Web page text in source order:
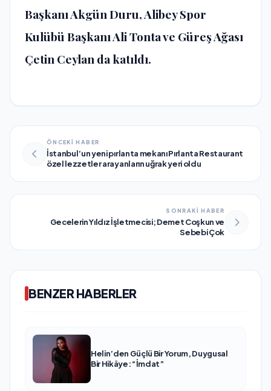
Başkanı Akgün Duru, Alibey Spor
Kulübü Başkanı Ali Tonta ve Güreş Ağası
Çetin Ceylan da katıldı.
ÖNCEKİ HABER
İstanbul’un yeni pırlanta mekanı Pırlanta Restaurant
özel lezzetler arayanların uğrak yeri oldu
SONRAKİ HABER
Gecelerin Yıldız İşletmecisi; Demet Coşkun ve
Sebebi Çok
BENZER HABERLER
Helin’den Güçlü Bir Yorum, Duygusal
Bir Hikâye: “İmdat”